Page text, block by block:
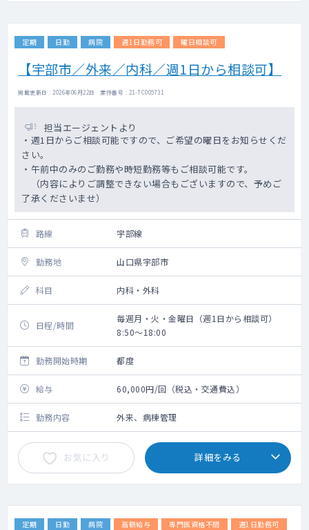
定期 日勤 病院 週1日勤務可 曜日相談可
【宇部市／外来／内科／週1日から相談可】
掲載更新日 : 2026年06月22日 案件番号 : 21-TC005731
担当エージェントより
・週1日からご相談可能ですので、ご希望の曜日をお知らせくだ
さい。
・午前中のみのご勤務や時短勤務等もご相談可能です。
（内容によりご調整できない場合もございますので、予めご
了承くださいませ）
路線 宇部線
勤務地 山口県宇部市
科目 内科・外科
日程/時間
毎週月・火・金曜日（週1日から相談可）
8:50～18:00
勤務開始時期 都度
給与 60,000円/回（税込・交通費込）
勤務内容 外来、病棟管理
お気に入り 詳細をみる
定期 日勤 病院 高額給与 専門医資格不問 週1日勤務可